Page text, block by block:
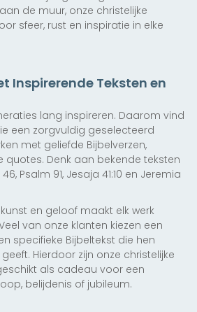
de muur, onze christelijke
sfeer, rust en inspiratie in elke
Inspirerende Teksten en
lang inspireren. Daarom vind
een zorgvuldig geselecteerd
met geliefde Bijbelverzen,
quotes. Denk aan bekende teksten
Psalm 91, Jesaja 41:10 en Jeremia
en geloof maakt elk werk
van onze klanten kiezen een
specifieke Bijbeltekst die hen
Hierdoor zijn onze christelijke
als cadeau voor een
belijdenis of jubileum.